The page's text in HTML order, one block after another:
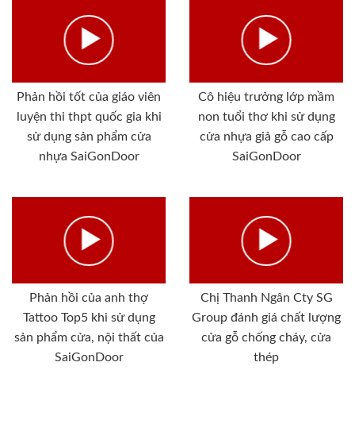
Phản hồi tốt của giáo viên
luyện thi thpt quốc gia khi
sử dụng sản phẩm cửa
nhựa SaiGonDoor
Cô hiệu trưởng lớp mầm
non tuổi thơ khi sử dụng
cửa nhựa giả gỗ cao cấp
SaiGonDoor
Phản hồi của anh thợ
Tattoo Top5 khi sử dụng
sản phẩm cửa, nội thất của
SaiGonDoor
Chị Thanh Ngân Cty SG
Group đánh giá chất lượng
cửa gỗ chống cháy, cửa
thép